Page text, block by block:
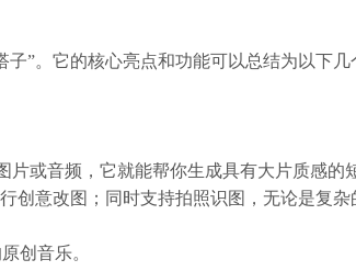
”。它的核心亮点和功能可以总结为以下几
或音频，它就能帮你生成具有大片质感的
创意改图；同时支持拍照识图，无论是复
创音乐。